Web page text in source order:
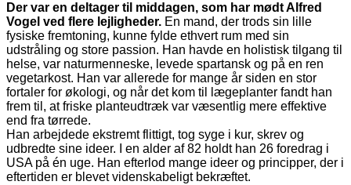
Der var en deltager til middagen, som har mødt Alfred
Vogel ved flere lejligheder. En mand, der trods sin lille
fysiske fremtoning, kunne fylde ethvert rum med sin
udstråling og store passion. Han havde en holistisk tilgang til
helse, var naturmenneske, levede spartansk og på en ren
vegetarkost. Han var allerede for mange år siden en stor
fortaler for økologi, og når det kom til lægeplanter fandt han
frem til, at friske planteudtræk var væsentlig mere effektive
end fra tørrede.
Han arbejdede ekstremt flittigt, tog syge i kur, skrev og
udbredte sine ideer. I en alder af 82 holdt han 26 foredrag i
USA på én uge. Han efterlod mange ideer og principper, der i
eftertiden er blevet videnskabeligt bekræftet.